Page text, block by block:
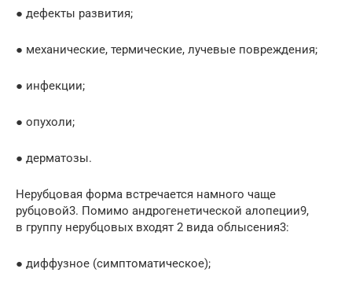
● дефекты развития;
● механические, термические, лучевые повреждения;
● инфекции;
● опухоли;
● дерматозы.
Нерубцовая форма встречается намного чаще
рубцовой3. Помимо андрогенетической алопеции9,
в группу нерубцовых входят 2 вида облысения3:
● диффузное (симптоматическое);